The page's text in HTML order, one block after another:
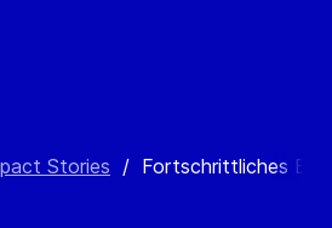
Stories / Fortschrittliches